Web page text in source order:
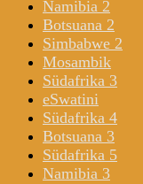
Namibia 2
Botsuana 2
Simbabwe 2
Mosambik
Südafrika 3
eSwatini
Südafrika 4
Botsuana 3
Südafrika 5
Namibia 3